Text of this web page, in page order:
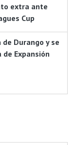
extra ante
Cup
Durango y se
Expansión